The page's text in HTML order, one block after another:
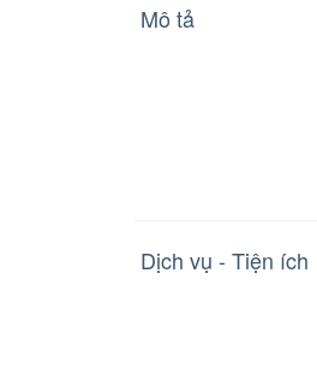
Mô tả
Dịch vụ - Tiện ích